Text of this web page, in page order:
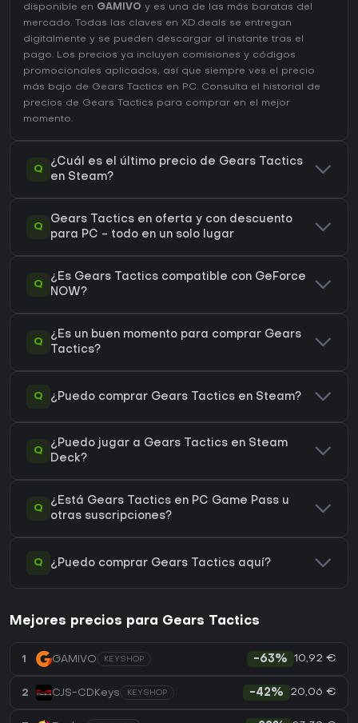
disponible en GAMIVO y es una de las más baratas del
mercado. Todas las claves en XD.deals se entregan
digitalmente y se pueden descargar al instante tras el
pago. Los precios ya incluyen comisiones y códigos
promocionales aplicados, así que siempre ves el precio
más bajo de Gears Tactics en PC. Consulta el
historial de
precios de Gears Tactics para comprar en el mejor
momento.
Q
¿Cuál es el último precio de Gears Tactics
en Steam?
Q
Gears Tactics en oferta y con descuento
para PC - todo en un solo lugar
Q
¿Es Gears Tactics compatible con GeForce
NOW?
Q
¿Es un buen momento para comprar Gears
Tactics?
Q ¿Puedo comprar Gears Tactics en Steam?
Q
¿Puedo jugar a Gears Tactics en Steam
Deck?
Q
¿Está Gears Tactics en PC Game Pass u
otras suscripciones?
Q ¿Puedo comprar Gears Tactics aquí?
Mejores precios para Gears Tactics
1 GAMIVO KEYSHOP -63% 10,92 €
2 CJS-CDKeys KEYSHOP -42% 20,06 €